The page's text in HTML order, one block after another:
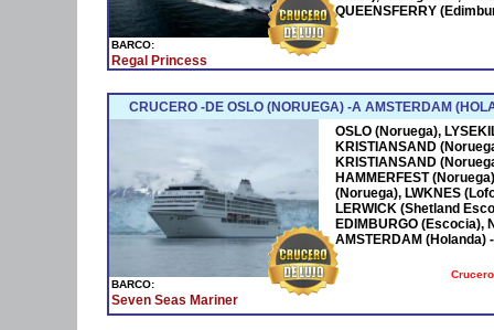
BARCO:
Regal Princess
QUEENSFERRY
CRUCERO -DE OSLO (NORUEGA) -A AMSTERDAM
BARCO:
Seven Seas Mariner
OSLO (Noruega),
KRISTIANSAND
KRISTIANSAND
HAMMERFEST
(Noruega), LWKNES
LERWICK (Shetland
EDIMBURGO (Escocia),
AMSTERDAM (Holanda)